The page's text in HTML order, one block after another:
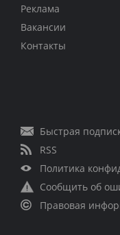
Реклама
Вакансии
Контакты
Быстрая
RSS
Политика
Сообщить об
Правовая